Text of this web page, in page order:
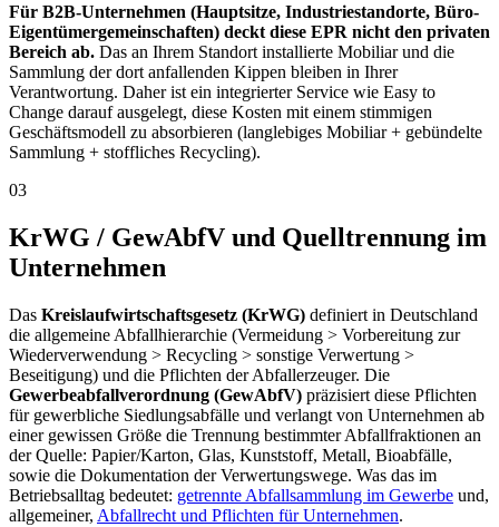
Für B2B-Unternehmen (Hauptsitze, Industriestandorte, Büro-
Eigentümergemeinschaften) deckt diese EPR nicht den privaten
Bereich ab. Das an Ihrem Standort installierte Mobiliar und die
Sammlung der dort anfallenden Kippen bleiben in Ihrer
Verantwortung. Daher ist ein integrierter Service wie Easy to
Change darauf ausgelegt, diese Kosten mit einem stimmigen
Geschäftsmodell zu absorbieren (langlebiges Mobiliar + gebündelte
Sammlung + stoffliches Recycling).
03
KrWG / GewAbfV und Quelltrennung im
Unternehmen
Das Kreislaufwirtschaftsgesetz (KrWG) definiert in Deutschland
die allgemeine Abfallhierarchie (Vermeidung > Vorbereitung zur
Wiederverwendung > Recycling > sonstige Verwertung >
Beseitigung) und die Pflichten der Abfallerzeuger. Die
Gewerbeabfallverordnung (GewAbfV) präzisiert diese Pflichten
für gewerbliche Siedlungsabfälle und verlangt von Unternehmen ab
einer gewissen Größe die Trennung bestimmter Abfallfraktionen an
der Quelle: Papier/Karton, Glas, Kunststoff, Metall, Bioabfälle,
sowie die Dokumentation der Verwertungswege. Was das im
Betriebsalltag bedeutet: getrennte Abfallsammlung im Gewerbe und,
allgemeiner, Abfallrecht und Pflichten für Unternehmen.